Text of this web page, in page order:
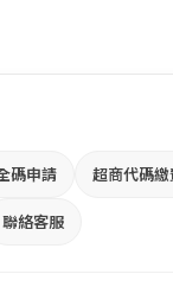
碼申請 超商代碼繳
聯絡客服